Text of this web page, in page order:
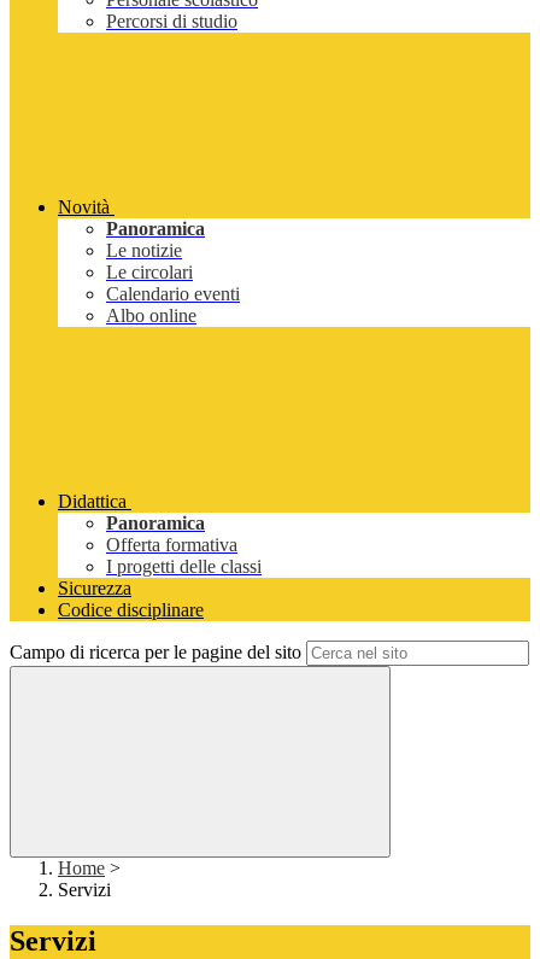
Percorsi di studio
Novità
Panoramica
Le notizie
Le circolari
Calendario eventi
Albo online
Didattica
Panoramica
Offerta formativa
I progetti delle classi
Sicurezza
Codice disciplinare
Campo di ricerca per le pagine del sito
Home >
Servizi
Servizi